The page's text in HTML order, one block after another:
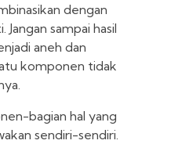
dengan
sampai hasil
aneh dan
komponen tidak
bagian hal yang
sendiri-sendiri.